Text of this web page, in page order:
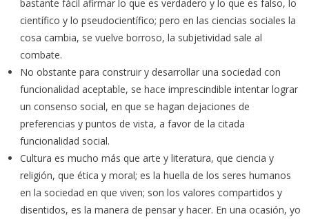
bastante fácil afirmar lo que es verdadero y lo que es falso, lo
científico y lo pseudocientífico; pero en las ciencias sociales la
cosa cambia, se vuelve borroso, la subjetividad sale al
combate.
No obstante para construir y desarrollar una sociedad con
funcionalidad aceptable, se hace imprescindible intentar lograr
un consenso social, en que se hagan dejaciones de
preferencias y puntos de vista, a favor de la citada
funcionalidad social.
Cultura es mucho más que arte y literatura, que ciencia y
religión, que ética y moral; es la huella de los seres humanos
en la sociedad en que viven; son los valores compartidos y
disentidos, es la manera de pensar y hacer. En una ocasión, yo